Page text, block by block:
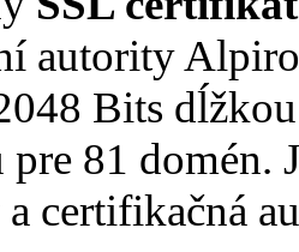
autority
Bits
81 domén.
certifikačná